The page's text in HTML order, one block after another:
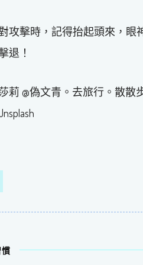
攻擊時，記得抬起頭來，
退！
莉 @偽文青。去旅行。散散